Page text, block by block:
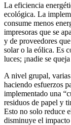
La eficiencia
ecológica. La
consume menos
impresoras que se
y de proveedores
solar o la eólica. Es
luces; ¡nadie se
A nivel grupal,
haciendo esfuerzos
implementado una
residuos de papel y
Esto no solo reduce
disminuye el